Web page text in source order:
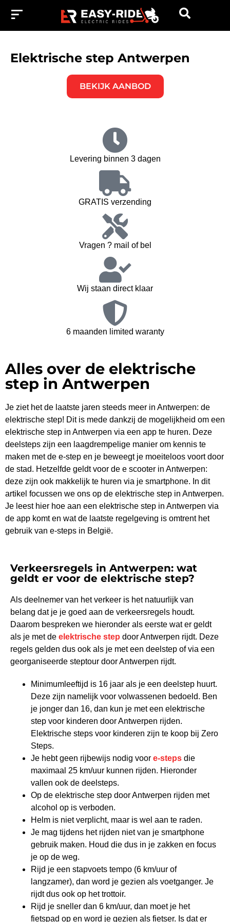
Elektrische step Antwerpen
BEKIJK AANBOD
Levering binnen 3 dagen
GRATIS verzending
Vragen ? mail of bel
Wij staan direct klaar
6 maanden limited waranty
Alles over de elektrische
step in Antwerpen
Je ziet het de laatste jaren steeds meer in Antwerpen: de
elektrische step! Dit is mede dankzij de mogelijkheid om een
elektrische step in Antwerpen via een app te huren. Deze
deelsteps zijn een laagdrempelige manier om kennis te
maken met de e-step en je beweegt je moeiteloos voort door
de stad. Hetzelfde geldt voor de e scooter in Antwerpen:
deze zijn ook makkelijk te huren via je smartphone. In dit
artikel focussen we ons op de elektrische step in Antwerpen.
Je leest hier hoe aan een elektrische step in Antwerpen via
de app komt en wat de laatste regelgeving is omtrent het
gebruik van e-steps in België.
Verkeersregels in Antwerpen: wat
geldt er voor de elektrische step?
Als deelnemer van het verkeer is het natuurlijk van
belang dat je je goed aan de verkeersregels houdt.
Daarom bespreken we hieronder als eerste wat er geldt
als je met de elektrische step door Antwerpen rijdt. Deze
regels gelden dus ook als je met een deelstep of via een
georganiseerde steptour door Antwerpen rijdt.
Minimumleeftijd is 16 jaar als je een deelstep huurt.
Deze zijn namelijk voor volwassenen bedoeld. Ben
je jonger dan 16, dan kun je met een elektrische
step voor kinderen door Antwerpen rijden.
Elektrische steps voor kinderen zijn te koop bij Zero
Steps.
Je hebt geen rijbewijs nodig voor e-steps die
maximaal 25 km/uur kunnen rijden. Hieronder
vallen ook de deelsteps.
Op de elektrische step door Antwerpen rijden met
alcohol op is verboden.
Helm is niet verplicht, maar is wel aan te raden.
Je mag tijdens het rijden niet van je smartphone
gebruik maken. Houd die dus in je zakken en focus
je op de weg.
Rijd je een stapvoets tempo (6 km/uur of
langzamer), dan word je gezien als voetganger. Je
rijdt dus ook op het trottoir.
Rijd je sneller dan 6 km/uur, dan moet je het
fietspad op en word je gezien als fietser. Is dat er